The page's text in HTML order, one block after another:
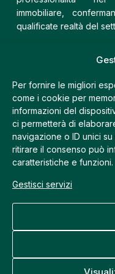
Per fornire le migliori
come i cookie per
informazioni del
ci permetterà di
navigazione o ID unici
ritirare il consenso può
caratteristiche e funzioni.
Gestisci servizi
immobiliare,
qualificate realtà del
Via Postumia, 9 –
+39 335 7460196
+39 0422 410210
info@trecomm.it
Trecomm Centro
+39 335 7460196
+39 0422 423388
©2026 Trecomm di